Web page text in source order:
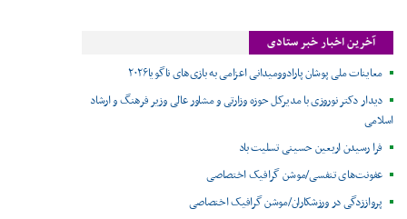
آخرین اخبار خبر ستادی
معاینات ملی پوشان پارادوومیدانی اعزامی به بازی‌های ناگویا۲۰۲۶
دیدار دکتر نوروزی با مدیرکل حوزه وزارتی و مشاور عالی وزیر فرهنگ و ارشاد
اسلامی
فرا رسیدن اربعین حسینی تسلیت باد
عفونت‌های تنفسی/موشن گرافیک اختصاصی
پرواززدگی در ورزشکاران/موشن گرافیک اختصاصی